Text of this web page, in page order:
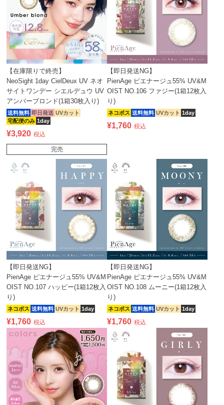
【在庫限りで終売】
NeoSight 1day CielDeux UV ネオ
サイトワンデー シエルデュウ UV
アンバーブロンド(1箱30枚入り)
送料無料 即日発送 UVカット
宅配便のみ 1day
¥3,920 税込
完売
【即日発送NG】
PienAge ピエナージュ55% UV&M
OIST NO.106 ファジー(1箱12枚入
り)
ネコポス 送料無料 UVカット 1day
¥1,760 税込
【即日発送NG】
PienAge ピエナージュ55% UV&M
OIST NO.107 ハッピー(1箱12枚入
り)
ネコポス 送料無料 UVカット 1day
¥1,760 税込
【即日発送NG】
PienAge ピエナージュ55% UV&M
OIST NO.108 ムーニー(1箱12枚入
り)
ネコポス 送料無料 UVカット 1day
¥1,760 税込